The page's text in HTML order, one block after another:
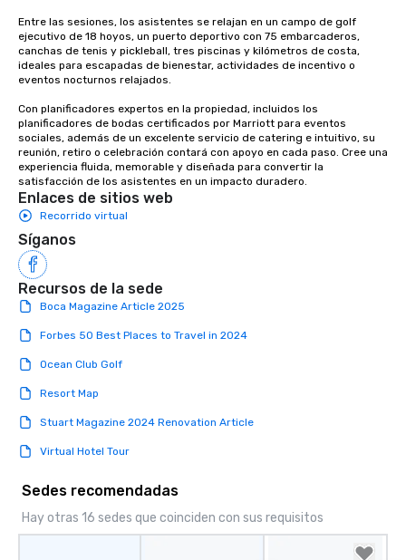
Entre las sesiones, los asistentes se relajan en un campo de golf
ejecutivo de 18 hoyos, un puerto deportivo con 75 embarcaderos,
canchas de tenis y pickleball, tres piscinas y kilómetros de costa,
ideales para escapadas de bienestar, actividades de incentivo o
eventos nocturnos relajados.
Con planificadores expertos en la propiedad, incluidos los
planificadores de bodas certificados por Marriott para eventos
sociales, además de un excelente servicio de catering e intuitivo, su
reunión, retiro o celebración contará con apoyo en cada paso. Cree una
experiencia fluida, memorable y diseñada para convertir la
satisfacción de los asistentes en un impacto duradero.
Enlaces de sitios web
Recorrido virtual
Síganos
Recursos de la sede
Boca Magazine Article 2025
Forbes 50 Best Places to Travel in 2024
Ocean Club Golf
Resort Map
Stuart Magazine 2024 Renovation Article
Virtual Hotel Tour
Sedes recomendadas
Hay otras 16 sedes que coinciden con sus requisitos